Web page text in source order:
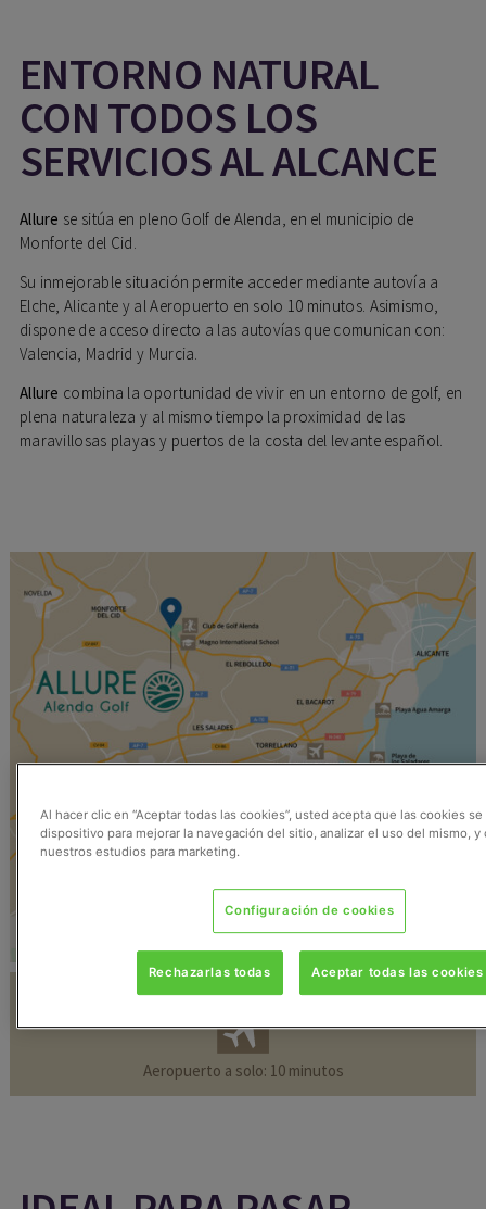
ENTORNO NATURAL
CON TODOS LOS
SERVICIOS AL ALCANCE
Allure se sitúa en pleno Golf de Alenda, en el municipio de
Monforte del Cid.
Su inmejorable situación permite acceder mediante autovía a
Elche, Alicante y al Aeropuerto en solo 10 minutos. Asimismo,
dispone de acceso directo a las autovías que comunican con:
Valencia, Madrid y Murcia.
Allure combina la oportunidad de vivir en un entorno de golf, en
plena naturaleza y al mismo tiempo la proximidad de las
maravillosas playas y puertos de la costa del levante español.
Aeropuerto a solo: 10 minutos
Al hacer clic en “Aceptar todas las cookies”, usted acepta que las cookies
dispositivo para mejorar la navegación del sitio, analizar el uso del mismo, y
nuestros estudios para marketing.
Configuración de cookies
Rechazarlas todas Aceptar todas las cookies